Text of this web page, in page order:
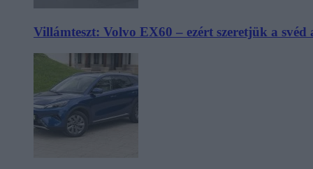
Villámteszt: Volvo EX60 – ezért szeretjük a svéd